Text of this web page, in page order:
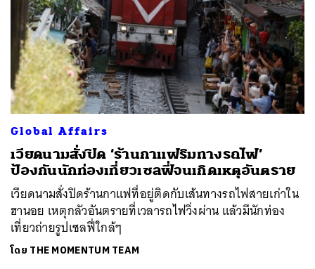
Global Affairs
เวียดนามสั่งปิด ‘ร้านกาแฟริมทางรถไฟ’
ป้องกันนักท่องเที่ยวเซลฟี่จนเกิดเหตุอันตราย
เวียดนามสั่งปิดร้านกาแฟที่อยู่ติดกับเส้นทางรถไฟสายเก่าใน
ฮานอย เหตุกลัวอันตรายที่เวลารถไฟวิ่งผ่าน แล้วมีนักท่อง
เที่ยวถ่ายรูปเซลฟี่ใกล้ๆ
โดย THE MOMENTUM TEAM